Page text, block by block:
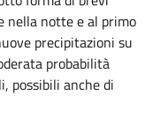
nella notte e al primo
precipitazioni su
probabilità
possibili anche di